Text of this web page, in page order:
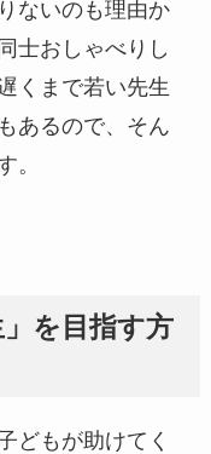
ないのも理由か
士おしゃべりし
くまで若い先生
あるので、そん
。
を目指す方
どもが助けてく